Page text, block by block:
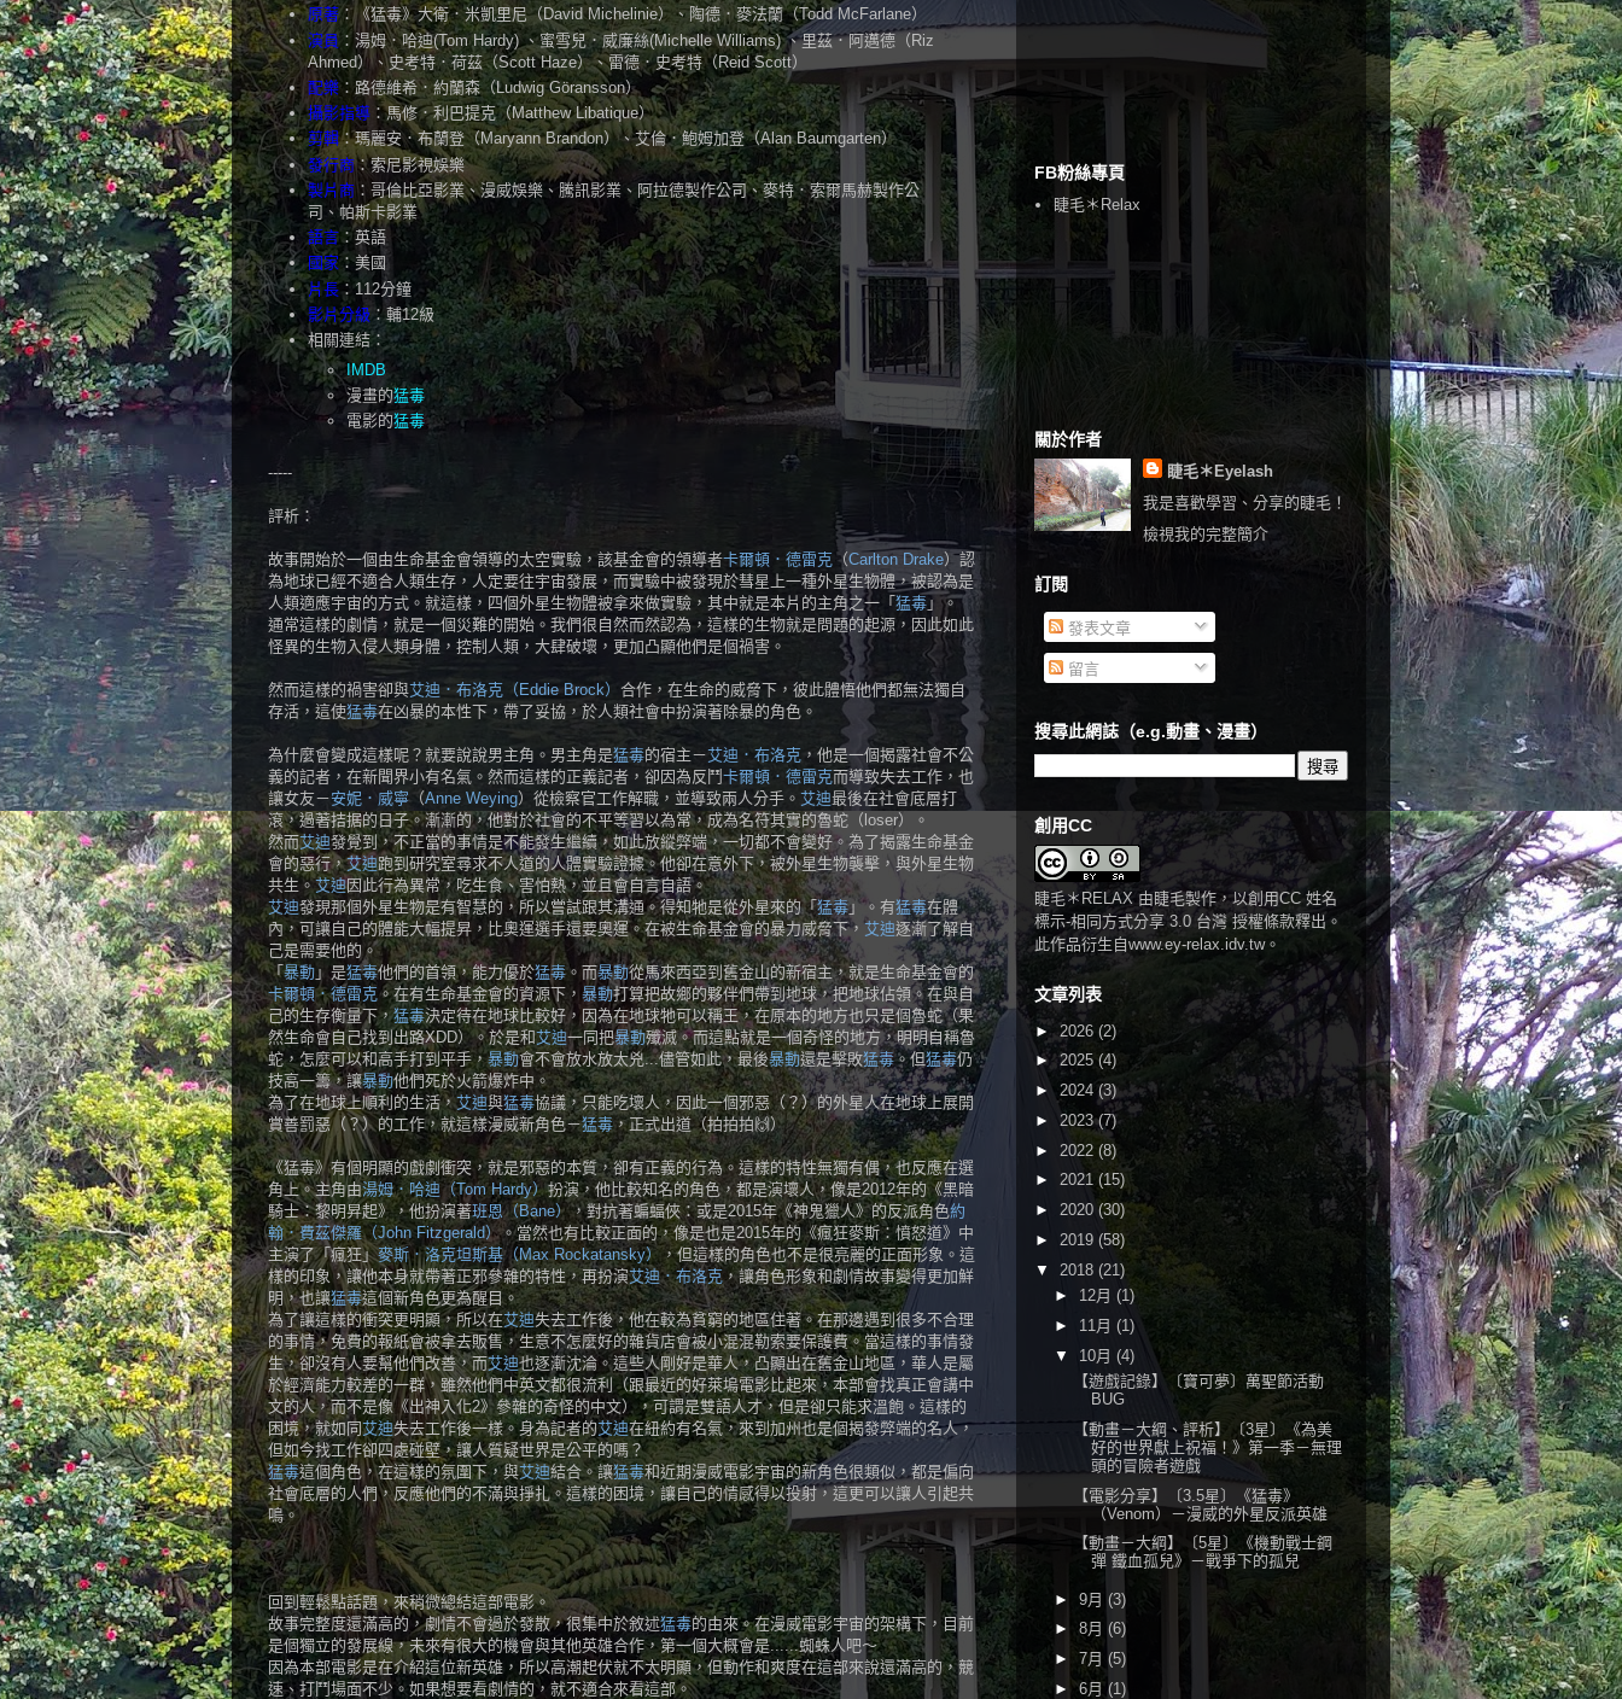
原著：《猛毒》大衛．米凱里尼（David Michelinie）、陶德．麥法蘭（Todd McFarlane）
演員：湯姆．哈迪(Tom Hardy) 、蜜雪兒．威廉絲(Michelle Williams) 、里茲．阿邁德（Riz
Ahmed）、史考特．荷茲（Scott Haze）、雷德．史考特（Reid Scott）
配樂：路德維希．約蘭森（Ludwig Göransson）
攝影指導：馬修．利巴提克（Matthew Libatique）
剪輯：瑪麗安．布蘭登（Maryann Brandon）、艾倫．鮑姆加登（Alan Baumgarten）
發行商：索尼影視娛樂
製片商：哥倫比亞影業、漫威娛樂、騰訊影業、阿拉德製作公司、麥特．索爾馬赫製作公
司、帕斯卡影業
語言：英語
國家：美國
片長：112分鐘
影片分級：輔12級
相關連結：
IMDB
漫畫的猛毒
電影的猛毒
-----
評析：
故事開始於一個由生命基金會領導的太空實驗，該基金會的領導者卡爾頓．德雷克 （Carlton Drake）認
為地球已經不適合人類生存，人定要往宇宙發展，而實驗中被發現於彗星上一種外星生物體，被認為是
人類適應宇宙的方式。就這樣，四個外星生物體被拿來做實驗，其中就是本片的主角之一「猛毒 」。
通常這樣的劇情，就是一個災難的開始。我們很自然而然認為，這樣的生物就是問題的起源，因此如此
怪異的生物入侵人類身體，控制人類，大肆破壞，更加凸顯他們是個禍害。
然而這樣的禍害卻與艾迪．布洛克（Eddie Brock） 合作，在生命的威脅下，彼此體悟他們都無法獨自
存活，這使猛毒在凶暴的本性下，帶了妥協，於人類社會中扮演著除暴的角色。
為什麼會變成這樣呢？就要說說男主角。男主角是猛毒的宿主－艾迪．布洛克 ，他是一個揭露社會不公
義的記者，在新聞界小有名氣。然而這樣的正義記者，卻因為反鬥卡爾頓．德雷克而導致失去工作，也
讓女友－安妮．威寧 （Anne Weying）從檢察官工作解職，並導致兩人分手。 艾迪最後在社會底層打
滾，過著拮据的日子。漸漸的，他對於社會的不平等習以為常，成為名符其實的魯蛇（loser）。
然而艾迪發覺到，不正當的事情是不能發生繼續，如此放縱弊端，一切都不會變好。為了揭露生命基金
會的惡行，艾迪跑到研究室尋求不人道的人體實驗證據。他卻在意外下，被外星生物襲擊，與外星生物
共生。艾迪因此行為異常，吃生食、害怕熱，並且會自言自語。
艾迪發現那個外星生物是有智慧的，所以嘗試跟其溝通。得知牠是從外星來的「猛毒」。有猛毒在體
內，可讓自己的體能大幅提昇，比奧運選手還要奧運。在被生命基金會的暴力威脅下， 艾迪逐漸了解自
己是需要他的。
「暴動 」是猛毒他們的首領，能力優於猛毒。而暴動從馬來西亞到舊金山的新宿主，就是生命基金會的
卡爾頓．德雷克。在有生命基金會的資源下， 暴動打算把故鄉的夥伴們帶到地球，把地球佔領。在與自
己的生存衡量下，猛毒決定待在地球比較好，因為在地球牠可以稱王，在原本的地方也只是個魯蛇（果
然生命會自己找到出路XDD）。於是和艾迪一同把暴動殲滅。而這點就是一個奇怪的地方，明明自稱魯
蛇，怎麼可以和高手打到平手，暴動會不會放水放太兇...儘管如此，最後暴動還是擊敗猛毒。但猛毒仍
技高一籌，讓暴動他們死於火箭爆炸中。
為了在地球上順利的生活，艾迪與猛毒協議，只能吃壞人，因此一個邪惡（？）的外星人在地球上展開
賞善罰惡（？）的工作，就這樣漫威新角色－猛毒，正式出道（拍拍拍🙌）
《猛毒》有個明顯的戲劇衝突，就是邪惡的本質，卻有正義的行為。這樣的特性無獨有偶，也反應在選
角上。主角由湯姆．哈迪（Tom Hardy）扮演，他比較知名的角色，都是演壞人，像是2012年的《黑暗
騎士：黎明昇起》，他扮演著班恩（Bane），對抗著蝙蝠俠：或是2015年《神鬼獵人》的反派角色約
翰．費茲傑羅（John Fitzgerald）。當然也有比較正面的，像是也是2015年的《瘋狂麥斯：憤怒道》中
主演了「瘋狂」麥斯．洛克坦斯基（Max Rockatansky），但這樣的角色也不是很亮麗的正面形象。這
樣的印象，讓他本身就帶著正邪參雜的特性，再扮演艾迪．布洛克 ，讓角色形象和劇情故事變得更加鮮
明，也讓猛毒這個新角色更為醒目。
為了讓這樣的衝突更明顯，所以在艾迪失去工作後，他在較為貧窮的地區住著。在那邊遇到很多不合理
的事情，免費的報紙會被拿去販售，生意不怎麼好的雜貨店會被小混混勒索要保護費。當這樣的事情發
生，卻沒有人要幫他們改善，而艾迪也逐漸沈淪。這些人剛好是華人，凸顯出在舊金山地區，華人是屬
於經濟能力較差的一群，雖然他們中英文都很流利（跟最近的好萊塢電影比起來，本部會找真正會講中
文的人，而不是像《出神入化2》參雜的奇怪的中文），可謂是雙語人才，但是卻只能求溫飽。這樣的
困境，就如同艾迪失去工作後一樣。身為記者的艾迪在紐約有名氣，來到加州也是個揭發弊端的名人，
但如今找工作卻四處碰壁，讓人質疑世界是公平的嗎？
猛毒這個角色，在這樣的氛圍下，與艾迪結合。讓猛毒和近期漫威電影宇宙的新角色很類似，都是偏向
社會底層的人們，反應他們的不滿與掙扎。這樣的困境，讓自己的情感得以投射，這更可以讓人引起共
鳴。
回到輕鬆點話題，來稍微總結這部電影。
故事完整度還滿高的，劇情不會過於發散，很集中於敘述猛毒的由來。在漫威電影宇宙的架構下，目前
是個獨立的發展線，未來有很大的機會與其他英雄合作，第一個大概會是......蜘蛛人吧～
因為本部電影是在介紹這位新英雄，所以高潮起伏就不太明顯，但動作和爽度在這部來說還滿高的，競
速、打鬥場面不少。如果想要看劇情的，就不適合來看這部。
FB粉絲專頁
睫毛＊Relax
關於作者
睫毛＊Eyelash
我是喜歡學習、分享的睫毛！
檢視我的完整簡介
訂閱
發表文章
留言
搜尋此網誌（e.g.動畫、漫畫）
創用CC
睫毛＊RELAX 由睫毛製作，以創用CC 姓名
標示-相同方式分享 3.0 台灣 授權條款釋出。
此作品衍生自www.ey-relax.idv.tw。
文章列表
► 2026 (2)
►2025(4)
► 2024 (3)
► 2023(7)
► 2022 (8)
► 2021 (15)
► 2020 (30)
► 2019 (58)
▼ 2018 (21)
► 12月 (1)
► 11月 (1)
▼ 10月 (4)
【遊戲記錄】〔寶可夢〕萬聖節活動
BUG
【動畫－大綱、評析】〔3星〕《為美
好的世界獻上祝福！》第一季－無理
頭的冒險者遊戲
【電影分享】〔3.5星〕《猛毒》
（Venom）－漫威的外星反派英雄
【動畫－大綱】〔5星〕《機動戰士鋼
彈 鐵血孤兒》－戰爭下的孤兒
► 9月 (3)
► 8月 (6)
► 7月 (5)
►6月 (1)